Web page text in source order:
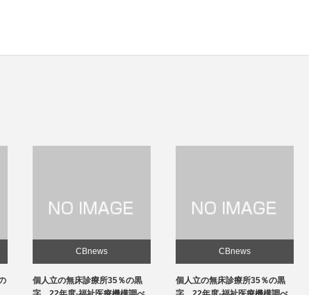
CBnews
個人立の無床診療所35％の黒
CBnews
感染対策向上加算、介護施設と